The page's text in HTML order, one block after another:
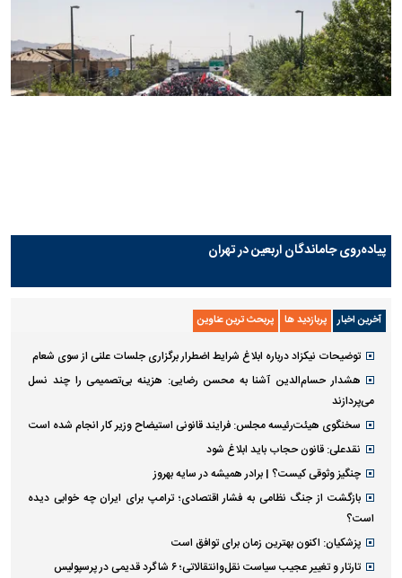
پیاده‌روی جاماندگان اربعین در تهران
آخرین اخبار پربازدید ها پربحث ترین عناوین
توضیحات نیکزاد درباره ابلاغ شرایط اضطرار برگزاری جلسات علنی از سوی شعام
هشدار حسام‌الدین آشنا به محسن رضایی: هزینه بی‌تصمیمی را چند نسل
می‌پردازند
سخنگوی هیئت‌رئیسه مجلس: فرایند قانونی استیضاح وزیر کار انجام شده است
نقدعلی: قانون حجاب باید ابلاغ شود
چنگیز وثوقی کیست؟ | برادر همیشه در سایه بهروز
بازگشت از جنگ نظامی به فشار اقتصادی؛ ترامپ برای ایران چه خوابی دیده
است؟
پزشکیان: اکنون بهترین زمان برای توافق است
تارتار و تغییر عجیب سیاست نقل‌وانتقالاتی؛ ۶ شاگرد قدیمی در پرسپولیس